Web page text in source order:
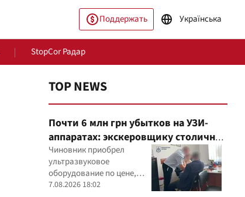
Поддержать Українська
StopCor Радар
Мир
TOP NEWS
Почти 6 млн грн убытков на УЗИ-
аппаратах: экскеровщику столичной
больницы объявили подозрение
Чиновник приобрел
ультразвуковое
оборудование по цене,
которая, как установили
7.08.2026 18:02